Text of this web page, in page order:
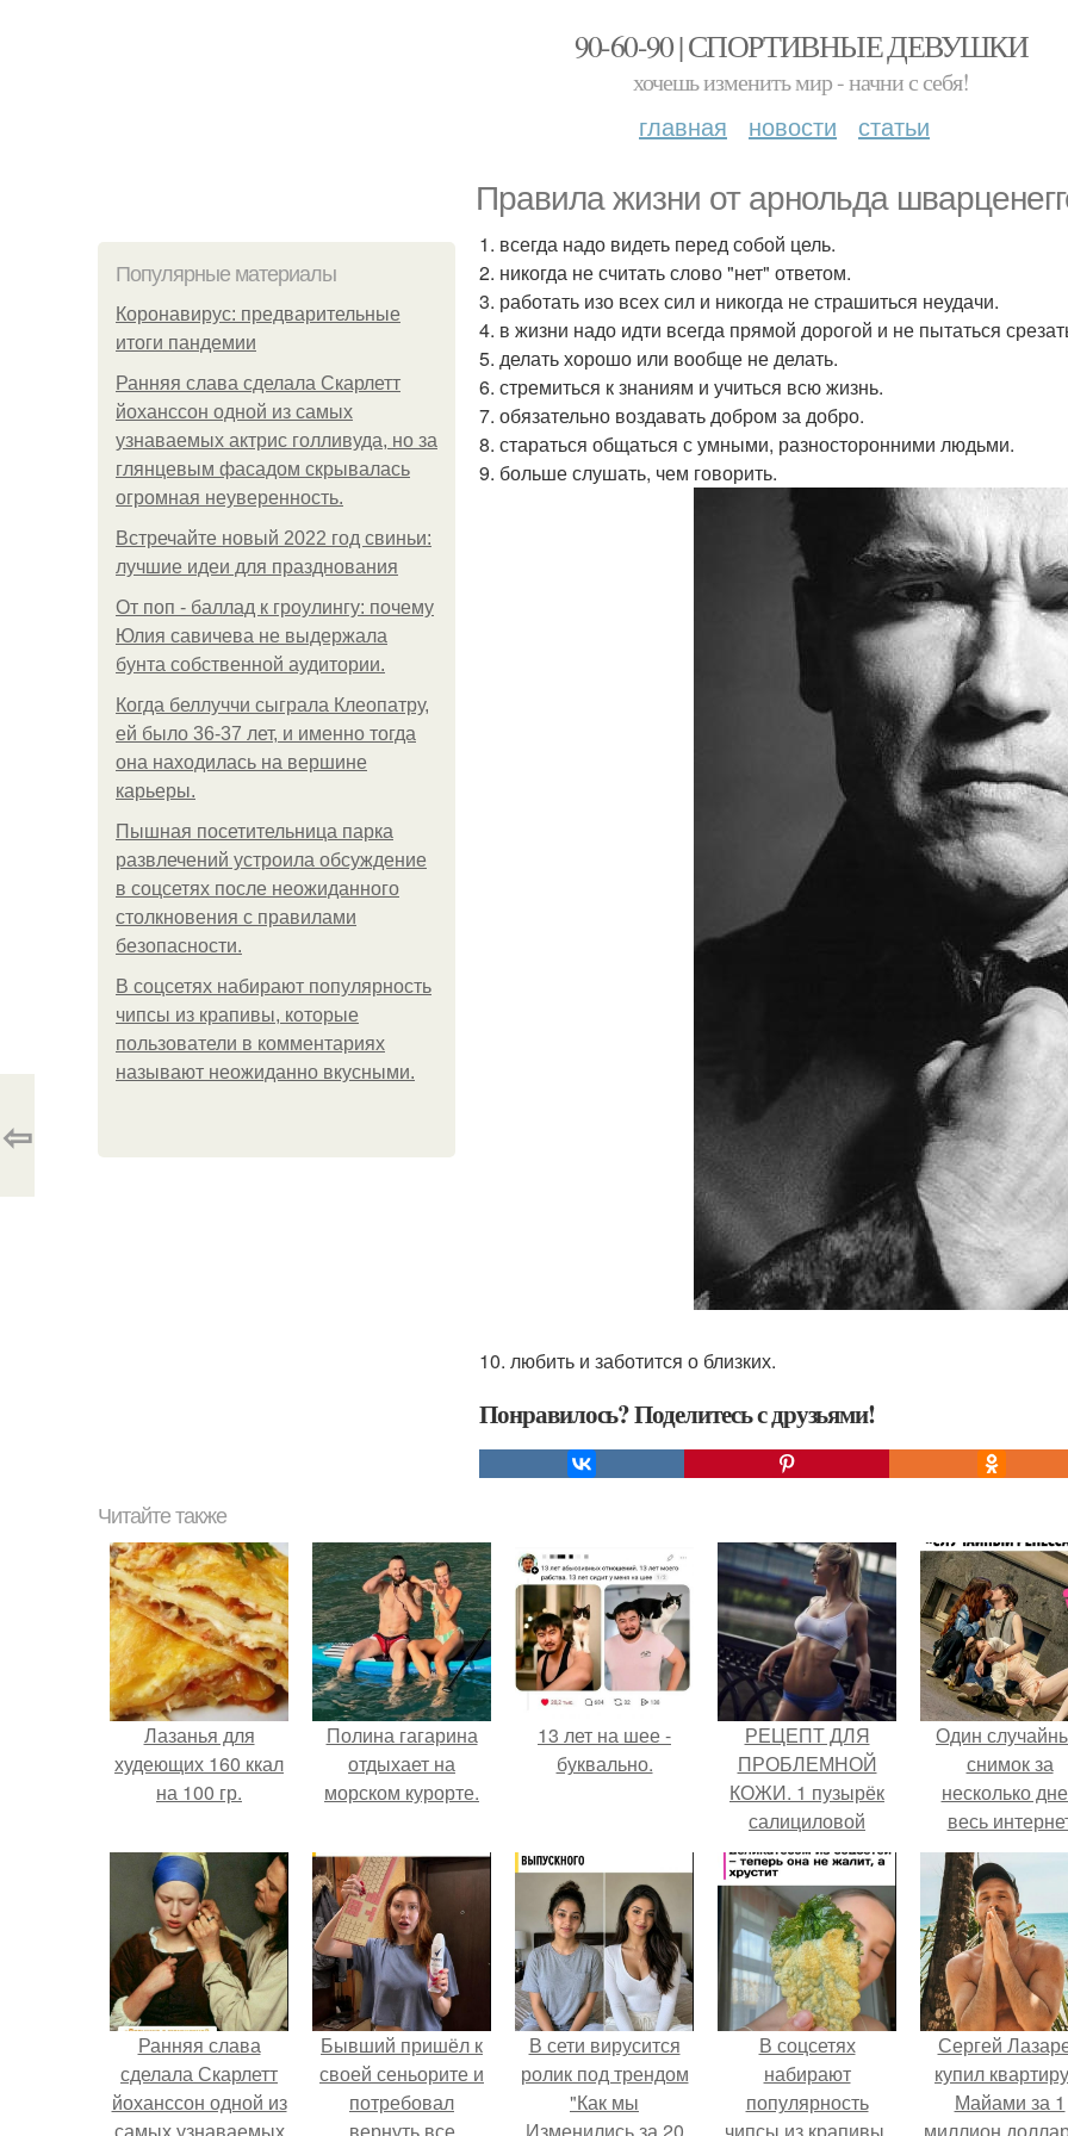
90-60-90 | СПОРТИВНЫЕ ДЕВУШКИ
хочешь изменить мир - начни с себя!
главная новости статьи
Правила жизни от арнольда
Популярные материалы
Коронавирус: предварительные
итоги пандемии
Ранняя слава сделала Скарлетт
йоханссон одной из самых
узнаваемых актрис голливуда, но за
глянцевым фасадом скрывалась
огромная неуверенность.
Встречайте новый 2022 год свиньи:
лучшие идеи для празднования
От поп - баллад к гроулингу: почему
Юлия савичева не выдержала
бунта собственной аудитории.
Когда беллуччи сыграла Клеопатру,
ей было 36-37 лет, и именно тогда
она находилась на вершине
карьеры.
Пышная посетительница парка
развлечений устроила обсуждение
в соцсетях после неожиданного
столкновения с правилами
безопасности.
В соцсетях набирают популярность
чипсы из крапивы, которые
пользователи в комментариях
называют неожиданно вкусными.
1. всегда надо видеть перед собой цель.
2. никогда не считать слово "нет" ответом.
3. работать изо всех сил и никогда не страшиться неудачи.
4. в жизни надо идти всегда прямой дорогой и не пытаться
5. делать хорошо или вообще не делать.
6. стремиться к знаниям и учиться всю жизнь.
7. обязательно воздавать добром за добро.
8. стараться общаться с умными, разносторонними людьми.
9. больше слушать, чем говорить.
10. любить и заботится о близких.
Понравилось? Поделитесь с друзьями!
⇦
Читайте также
Лазанья для
худеющих 160 ккал
на 100 гр.
Полина гагарина
отдыхает на
морском курорте.
13 лет на шее -
буквально.
РЕЦЕПТ ДЛЯ
ПРОБЛЕМНОЙ
КОЖИ. 1 пузырёк
салициловой
кислоты по 40 мл.
1%.
Один
снимок за
несколько
весь
облетел.
Ранняя слава
сделала Скарлетт
йоханссон одной из
Бывший пришёл к
своей сеньорите и
потребовал
В сети вирусится
ролик под трендом
"Как мы
В соцсетях
набирают
популярность
Сергей
купил
Майами за 1